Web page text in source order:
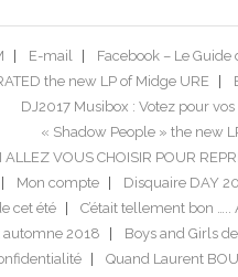
E-mail Facebook – Le
the new LP of Midge URE
DJ2017 Musibox : Votez pour vos
« Shadow People » the new
VOUS CHOISIR POUR
Mon compte Disquaire DAY
cet été
C’était tellement bon
automne 2018
Boys and Girls
Quand Laurent